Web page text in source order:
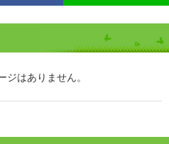
はありません。